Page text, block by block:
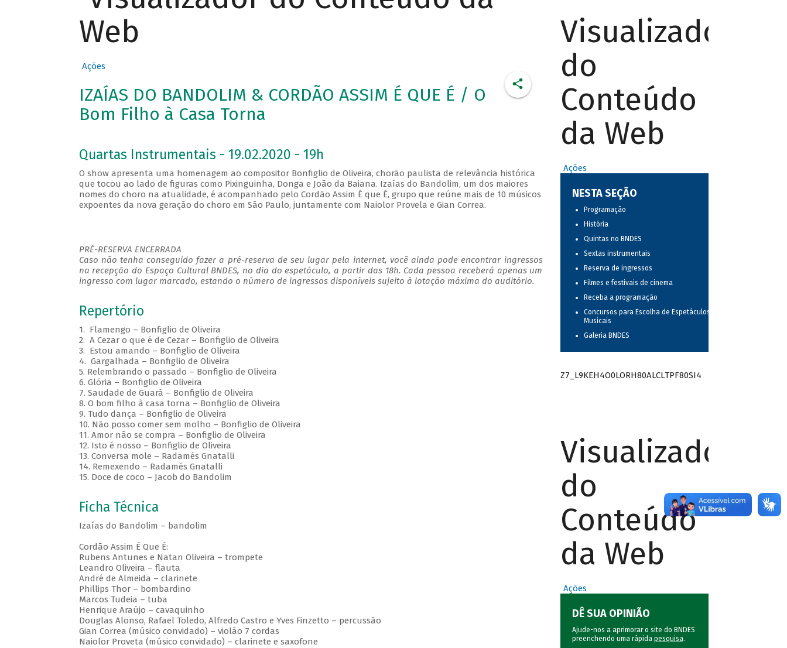
Web
Ações
IZAÍAS DO BANDOLIM & CORDÃO ASSIM É QUE É / O
Bom Filho à Casa Torna
Quartas Instrumentais - 19.02.2020 - 19h
O show apresenta uma homenagem ao compositor Bonfiglio de Oliveira, chorão paulista de relevância histórica
que tocou ao lado de figuras como Pixinguinha, Donga e João da Baiana. Izaías do Bandolim, um dos maiores
nomes do choro na atualidade, é acompanhado pelo Cordão Assim É que É, grupo que reúne mais de 10 músicos
expoentes da nova geração do choro em São Paulo, juntamente com Naiolor Provela e Gian Correa.
PRÉ-RESERVA ENCERRADA
Caso não tenha conseguido fazer a pré-reserva de seu lugar pela internet, você ainda pode encontrar ingressos
na recepção do Espaço Cultural BNDES, no dia do espetáculo, a partir das 18h. Cada pessoa receberá apenas um
ingresso com lugar marcado, estando o número de ingressos disponíveis sujeito à lotação máxima do auditório.
Repertório
1. Flamengo – Bonfiglio de Oliveira
2. A Cezar o que é de Cezar – Bonfiglio de Oliveira
3. Estou amando – Bonfiglio de Oliveira
4. Gargalhada – Bonfiglio de Oliveira
5. Relembrando o passado – Bonfiglio de Oliveira
6. Glória – Bonfiglio de Oliveira
7. Saudade de Guará – Bonfiglio de Oliveira
8. O bom filho à casa torna – Bonfiglio de Oliveira
9. Tudo dança – Bonfiglio de Oliveira
10. Não posso comer sem molho – Bonfiglio de Oliveira
11. Amor não se compra – Bonfiglio de Oliveira
12. Isto é nosso – Bonfiglio de Oliveira
13. Conversa mole – Radamés Gnatalli
14. Remexendo – Radamés Gnatalli
15. Doce de coco – Jacob do Bandolim
Ficha Técnica
Izaías do Bandolim – bandolim
Cordão Assim É Que É:
Rubens Antunes e Natan Oliveira – trompete
Leandro Oliveira – flauta
André de Almeida – clarinete
Phillips Thor – bombardino
Marcos Tudeia – tuba
Henrique Araújo – cavaquinho
Douglas Alonso, Rafael Toledo, Alfredo Castro e Yves Finzetto – percussão
Gian Correa (músico convidado) – violão 7 cordas
Naiolor Proveta (músico convidado) – clarinete e saxofone
Visualizador
do
Conteúdo
da Web
Ações
NESTA SEÇÃO
Programação
História
Quintas no BNDES
Sextas instrumentais
Reserva de ingressos
Filmes e festivais de cinema
Receba a programação
Concursos para Escolha de Espetáculos
Musicais
Galeria BNDES
Z7_L9KEH4O0LORH80ALCLTPF80SI4
Visualizador
do
Conteúdo
da Web
Ações
DÊ SUA OPINIÃO
Ajude-nos a aprimorar o site do BNDES
preenchendo uma rápida pesquisa.